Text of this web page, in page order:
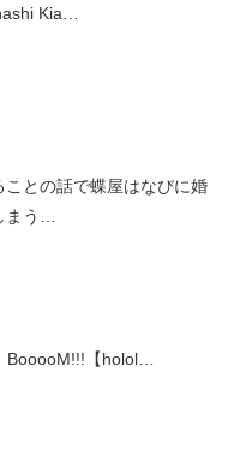
Kia…
ことの話で蝶屋はなびに婚
まう…
BooooM!!!【holol…